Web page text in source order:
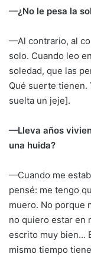
—¿No le pesa la
—Al contrario, al
solo. Cuando leo
soledad, que las
Qué suerte tienen.
suelta un jeje].
—Lleva años
una huida?
—Cuando me
pensé: me tengo
muero. No porque
no quiero estar en
escrito muy bien…
mismo tiempo